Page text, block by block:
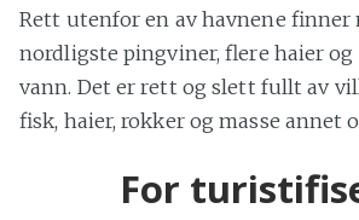
Rett utenfor en av havnene finner
nordligste pingviner, flere haier og
vann. Det er rett og slett fullt av
fisk, haier, rokker og masse annet
For